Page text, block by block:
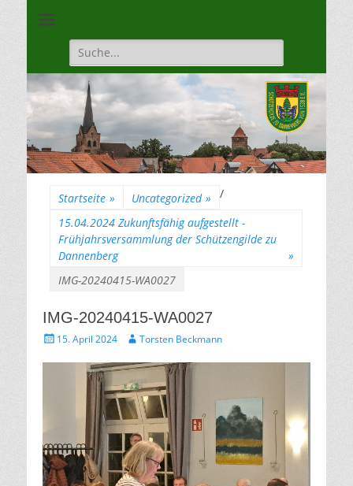
1528
Suche
für:
Startseite » Uncategorized »
/
15.04.2024 Zukunftsfähig aufgestellt -
Frühjahrsversammlung der Schützengilde zu
Dannenberg
»
IMG-20240415-WA0027
IMG-20240415-WA0027
Gepostet
15. April 2024 AutorTorsten Beckmann